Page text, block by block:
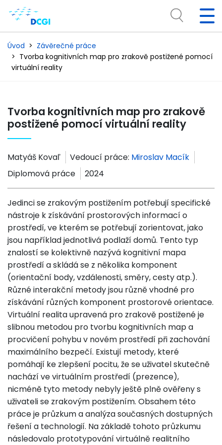
Úvod
Závěrečné práce
Tvorba kognitivních map pro zrakově postižené pomocí
virtuální reality
Tvorba kognitivních map pro zrakově
postižené pomocí virtuální reality
Matyáš Kovaľ Vedoucí práce: Miroslav Macík
Diplomová práce
2024
Jedinci se zrakovým postižením potřebují specifické
nástroje k získávání prostorových informací o
prostředí, ve kterém se potřebují zorientovat, jako
jsou například jednotlivá podlaží domů. Tento typ
znalostí se kolektivně nazývá kognitivní mapa
prostředí a skládá se z několika komponent
(orientační body, vzdálenosti, směry, cesty atp.).
Různé interakční metody jsou různě vhodné pro
získávání různých komponent prostorové orientace.
Virtuální realita upravená pro zrakově postižené je
slibnou metodou pro tvorbu kognitivních map a
procvičení pohybu v novém prostředí při zachování
maximálního bezpečí. Existují metody, které
pomáhají ke zlepšení pocitu, že se uživatel skutečně
nachází ve virtuálním prostředí (prezence),
nicméně tyto metody nebyly ještě plně ověřeny s
uživateli se zrakovým postižením. Obsahem této
práce je průzkum a analýza současných dostupných
řešení a technologií. Na základě tohoto průzkumu
následovalo prototypování virtuálně realitního